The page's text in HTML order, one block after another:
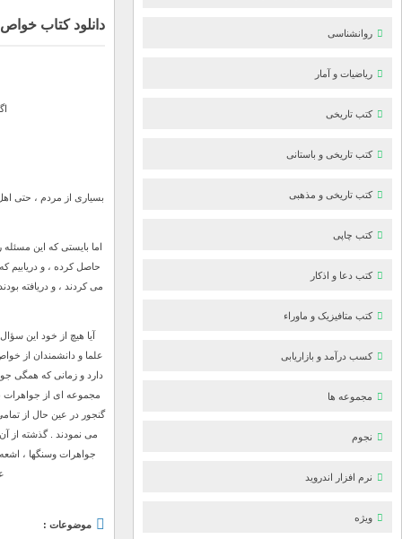
دانلود کتاب
بسیاری از مردم ، حتی
اما بایستی که این
حاصل کرده ، و دریابیم
می کردند ، و دریافته
آیا هیچ از خود این
علما و دانشمندان از
دارد و زمانی که همگی
مجموعه ای از جواهرات
گنجور در عین حال از
می نمودند . گذشته از
جواهرات وسنگها ،
موضوعات :
روانشناسی
ریاضیات و آمار
کتب تاریخی
کتب تاریخی و باستانی
کتب تاریخی و مذهبی
کتب چاپی
کتب دعا و اذکار
کتب متافیزیک و ماوراء
کسب درآمد و بازاریابی
مجموعه ها
نجوم
نرم افزار اندروید
ویژه